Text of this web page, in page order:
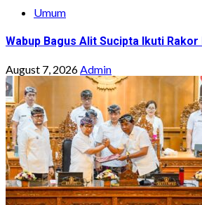
Umum
Wabup Bagus Alit Sucipta Ikuti
August 7, 2026Admin